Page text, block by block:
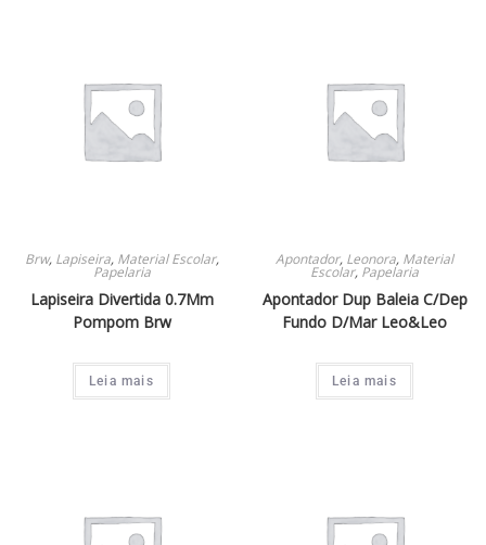
Brw, Lapiseira, Material Escolar,
Papelaria
Lapiseira Divertida 0.7Mm
Pompom Brw
Leia mais
Apontador, Leonora, Material
Escolar, Papelaria
Apontador Dup Baleia C/Dep
Fundo D/Mar Leo&Leo
Leia mais